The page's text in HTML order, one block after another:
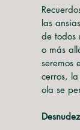
las
de todos
o más
seremos
cerros,
ola se